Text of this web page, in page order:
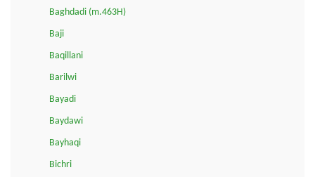
Baghdadi (m.463H)
Baji
Baqillani
Barilwi
Bayadi
Baydawi
Bayhaqi
Bichri